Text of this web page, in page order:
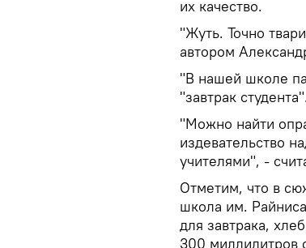
их качество.
"Жуть. Точно
автором
"В нашей школе
"завтрак
"Можно найти
издевательство
учителями", -
Отметим, что в
школа им.
для завтрака,
300 миллилитров